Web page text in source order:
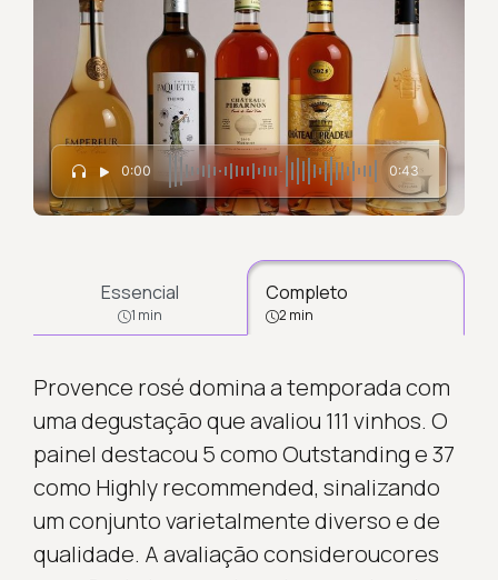
0:00 0:43
Essencial
1 min
Completo
2 min
Provence rosé domina a temporada com
uma degustação que avaliou 111 vinhos. O
painel destacou 5 como Outstanding e 37
como Highly recommended, sinalizando
um conjunto varietalmente diverso e de
qualidade. A avaliação consideroucores